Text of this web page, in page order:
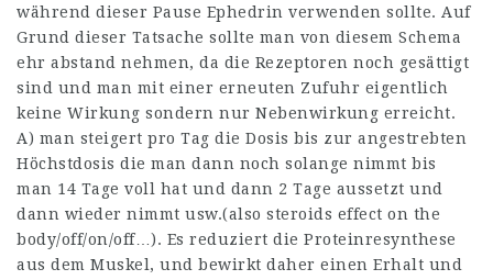
während dieser Pause Ephedrin verwenden sollte. Auf
Grund dieser Tatsache sollte man von diesem Schema
ehr abstand nehmen, da die Rezeptoren noch gesättigt
sind und man mit einer erneuten Zufuhr eigentlich
keine Wirkung sondern nur Nebenwirkung erreicht.
A) man steigert pro Tag die Dosis bis zur angestrebten
Höchstdosis die man dann noch solange nimmt bis
man 14 Tage voll hat und dann 2 Tage aussetzt und
dann wieder nimmt usw.(also steroids effect on the
body/off/on/off…). Es reduziert die Proteinresynthese
aus dem Muskel, und bewirkt daher einen Erhalt und